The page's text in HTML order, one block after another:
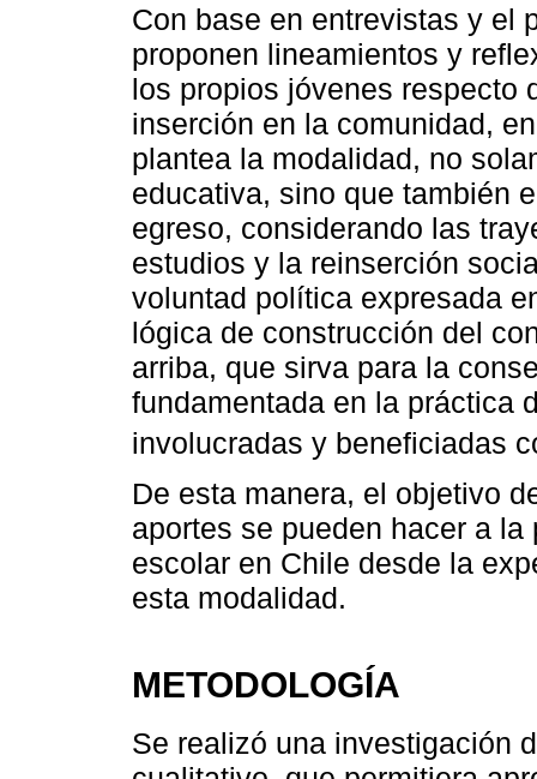
Con base en entrevistas y el
proponen lineamientos y
los propios jóvenes respecto
inserción en la comunidad,
plantea la modalidad, no
educativa, sino que también
egreso, considerando las
estudios y la reinserción
voluntad política expresada
lógica de construcción del
arriba, que sirva para la
fundamentada en la práctica
involucradas y beneficiadas
De esta manera, el objetivo
aportes se pueden hacer a
escolar en Chile desde la
esta modalidad.
METODOLOGÍA
Se realizó una investigación